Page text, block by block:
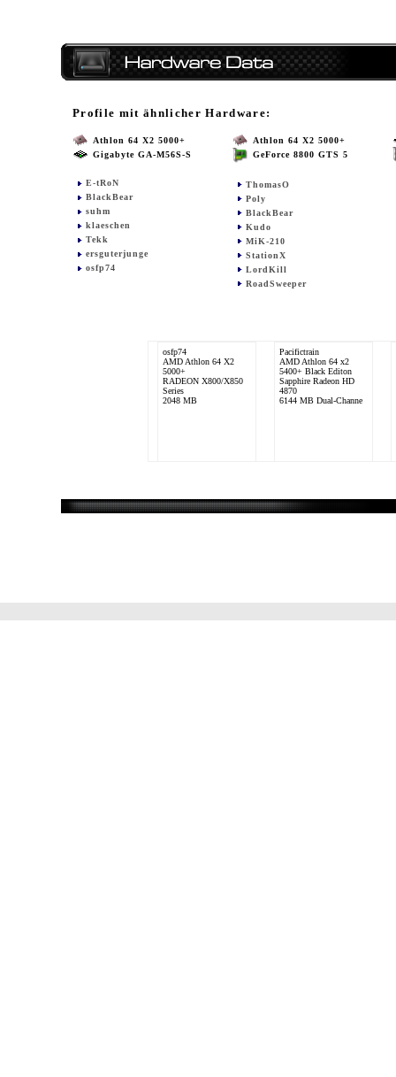
Profile mit ähnlicher Hardware:
Athlon 64 X2 5000+
Gigabyte GA-M56S-S
E-tRoN
BlackBear
suhm
klaeschen
Tekk
ersguterjunge
osfp74
Athlon 64 X2 5000+
GeForce 8800 GTS 5
ThomasO
Poly
BlackBear
Kudo
MiK-210
StationX
LordKill
RoadSweeper
osfp74
AMD Athlon 64 X2
5000+
RADEON X800/X850
Series
2048 MB
Pacifictrain
AMD Athlon 64 x2
5400+ Black Editon
Sapphire Radeon HD
4870
6144 MB Dual-Channe
P8700
nVidia GeForce GTX